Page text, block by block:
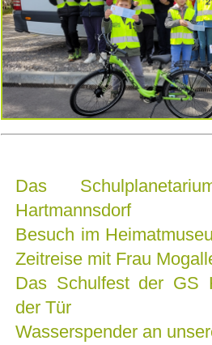
Das
Hartmannsdorf
Besuch im
Zeitreise mit Frau
Das Schulfest der GS
der Tür
Wasserspender an